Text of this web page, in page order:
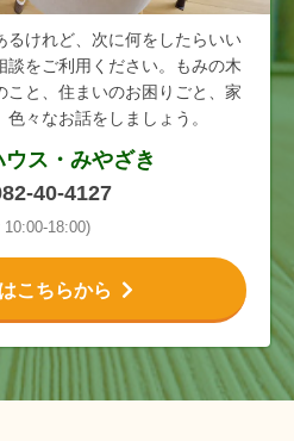
るけれど、次に何をしたらいい
談をご利用ください。もみの木
こと、住まいのお困りごと、家
々なお話をしましょう。
ウス・みやざき
40-4127
10:00-18:00)
こちらから